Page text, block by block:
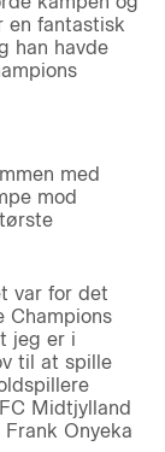
fantastisk
han havde
med
mod
var for det
Champions
jeg er i
til at spille
Midtjylland
Onyeka